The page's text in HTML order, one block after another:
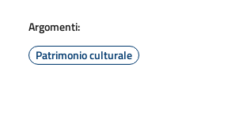
Argomenti:
Patrimonio culturale